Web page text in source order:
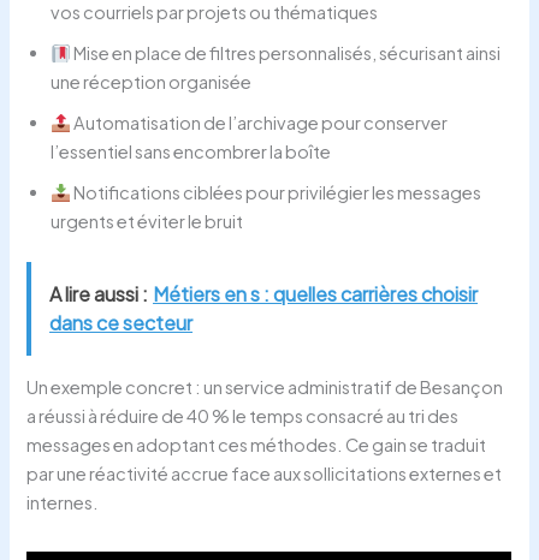
vos courriels par projets ou thématiques
Mise en place de filtres personnalisés, sécurisant ainsi
une réception organisée
Automatisation de l’archivage pour conserver
l’essentiel sans encombrer la boîte
Notifications ciblées pour privilégier les messages
urgents et éviter le bruit
A lire aussi : Métiers en s : quelles carrières choisir
dans ce secteur
Un exemple concret : un service administratif de Besançon
a réussi à réduire de 40 % le temps consacré au tri des
messages en adoptant ces méthodes. Ce gain se traduit
par une réactivité accrue face aux sollicitations externes et
internes.